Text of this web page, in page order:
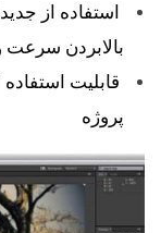
استفاده از
بالابردن سرعت
پروژه